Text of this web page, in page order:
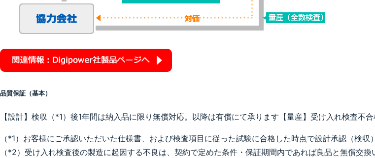
品質保証（基本）
【設計】検収（*1）後1年間は納入品に限り無償対応。以降は有償にて承ります【量産】受け入れ検査不
（*1）お客様にご承認いただいた仕様書、および検査項目に従った試験に合格した時点で設計承認（検収
（*2）受け入れ検査後の製造に起因する不良は、契約で定めた条件・保証期間内であれば良品と無償交換